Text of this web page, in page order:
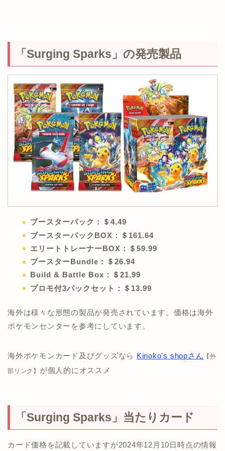
「Surging Sparks」の発売製品
ブースターパック：＄4.49
ブースターパックBOX：＄161.64
エリートトレーナーBOX：＄59.99
ブースターBundle：＄26.94
Build & Battle Box：＄21.99
プロモ付3パックセット：＄13.99
海外は様々な形態の製品が発売されています。価格は海外
ポケモンセンターを参考にしています。
海外ポケモンカード及びグッズなら Kinoko’s shopさん 【外
部リンク】 が個人的にオススメ
「Surging Sparks」当たりカード
カード価格を記載していますが2024年12月10日時点の情報